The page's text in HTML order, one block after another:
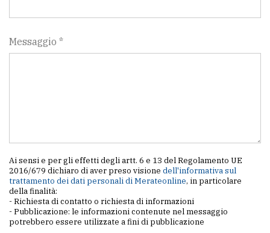
Messaggio *
Ai sensi e per gli effetti degli artt. 6 e 13 del Regolamento UE
2016/679 dichiaro di aver preso visione dell'informativa sul
trattamento dei dati personali di Merateonline, in particolare
della finalità:
- Richiesta di contatto o richiesta di informazioni
- Pubblicazione: le informazioni contenute nel messaggio
potrebbero essere utilizzate a fini di pubblicazione